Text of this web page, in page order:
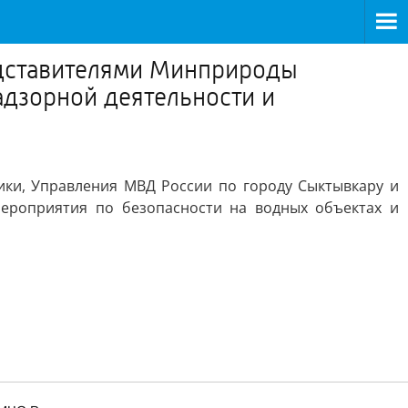
Минприроды
деятельности и
Управления МВД России по городу Сыктывкару и
по безопасности на водных объектах и